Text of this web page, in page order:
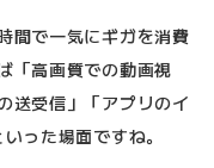
間で一気にギガを消費
「高画質での動画視
送受信」「アプリのイ
った場面ですね。